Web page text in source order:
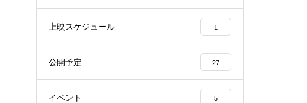
上映スケジュール 1
公開予定 27
イベント 5